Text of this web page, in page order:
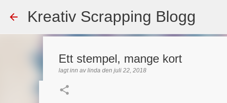
Kreativ Scrapping Blogg
Ett stempel, mange kort
lagt inn avlinda den juli 22, 2018